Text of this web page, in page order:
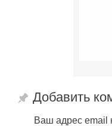
Добавить
Ваш адрес email